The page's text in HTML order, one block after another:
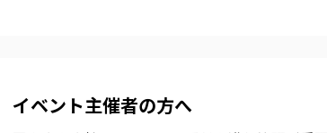
イベント主催者の方へ